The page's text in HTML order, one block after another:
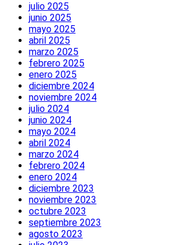
julio 2025
junio 2025
mayo 2025
abril 2025
marzo 2025
febrero 2025
enero 2025
diciembre 2024
noviembre 2024
julio 2024
junio 2024
mayo 2024
abril 2024
marzo 2024
febrero 2024
enero 2024
diciembre 2023
noviembre 2023
octubre 2023
septiembre 2023
agosto 2023